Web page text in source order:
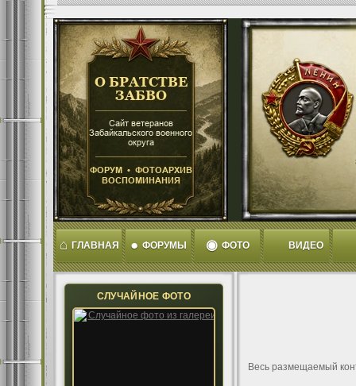
⌂ ГЛАВНАЯ ● ФОРУМЫ ◉ ФОТО ВИДЕО
СЛУЧАЙНОЕ ФОТО
Весь размещаемый